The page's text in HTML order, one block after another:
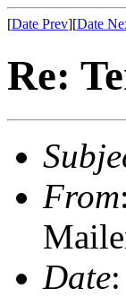
[Date Prev][Date
Re:
From
Date